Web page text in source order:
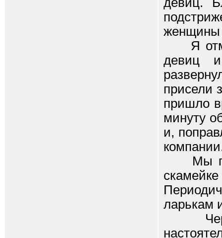
женщины
Я
девиц
присели
пришло
минуту
и,
Мы
ларькам
Через